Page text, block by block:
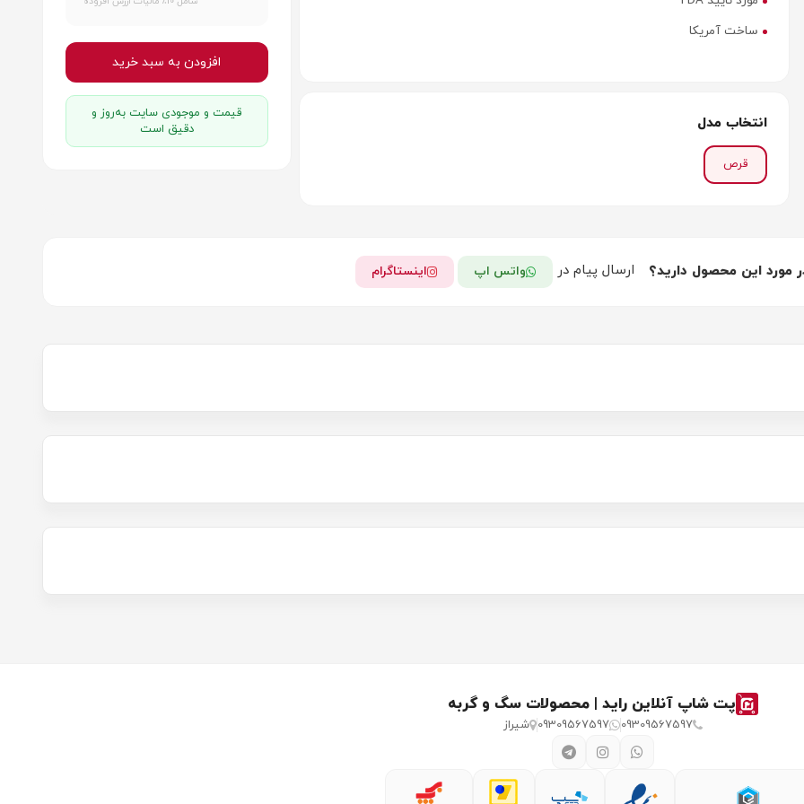
ساخت آمریکا
انتخاب مدل
قرص
افزودن به سبد خرید
قیمت و موجودی سایت به‌روز و
دقیق است
مورد این محصول دارید؟ ارسال پیام در واتس اپ اینستاگرام
پت شاپ آنلاین راید | محصولات سگ و گربه
09309567597
09309567597 شیراز